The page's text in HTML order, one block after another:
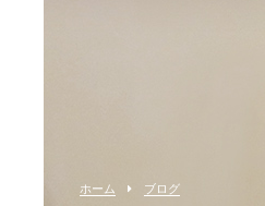
ホーム ブログ